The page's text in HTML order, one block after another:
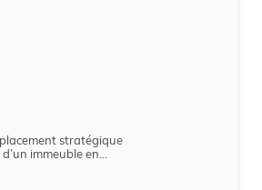
stratégique
immeuble en...